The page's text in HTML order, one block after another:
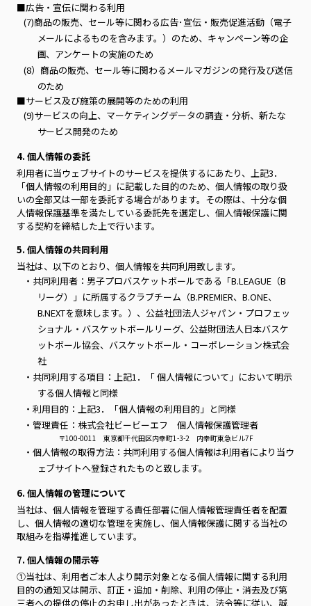
■広告・宣伝に関わる利用
(7)商品の販売、セール等に関わる広告･宣伝・販売促進活動（電子
メールによるものを含みます。）のため、キャンペーン等の企
画、アンケートの実施のため
(8）商品の販売、セール等に関わるメールマガジンの発行及び送信
のため
■サービス及び施策の展開等のための利用
(9)サービスの向上、マーケティングデータの調査・分析、新たな
サービス開発のため
4. 個人情報の委託
利用者に当ウェブサイトのサービスを提供するにあたり、上記3．
「個人情報の利用目的」に記載した目的のため、個人情報の取り扱
いの全部又は一部を委託する場合があります。その際は、十分な個
人情報保護基準を満たしている委託先を選定し、個人情報保護に関
する契約を締結した上で行います。
5. 個人情報の共同利用
当社は、以下のとおり、個人情報を共同利用致します。
・共同利用者：男子プロバスケットボールである「B.LEAGUE（B
リーグ）」に所属するクラブチーム（B.PREMIER、B.ONE、
B.NEXTを意味します。）、公益社団法人ジャパン・プロフェッ
ショナル・バスケットボールリーグ、公益財団法人日本バスケ
ットボール協会、バスケットボール・コーポレーション株式会
社
・共同利用する項目：上記1．「 個人情報について」において明示
する個人情報と同様
・利用目的：上記3．「個人情報の利用目的」と同様
・管理責任：株式会社ビービーエフ 個人情報保護管理者
〒100-0011 東京都千代田区内幸町1-3-2 内幸町東急ビル7F
・個人情報の取得方法：共同利用する個人情報は利用者により当ウ
ェブサイトへ登録されたものと致します。
6. 個人情報の管理について
当社は、個人情報を管理する責任部署に個人情報管理責任者を配置
し、個人情報の適切な管理を実施し、個人情報保護に関する当社の
取組みを指導推進しています。
7. 個人情報の開示等
①当社は、利用者ご本人より開示対象となる個人情報に関する利用
目的の通知又は開示、訂正・追加・削除、利用の停止・消去及び第
三者への提供の停止のお申し出があったときは、法令等に従い、誠